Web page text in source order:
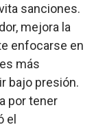
sanciones.
mejora la
enfocarse en
más
bajo presión.
por tener
el